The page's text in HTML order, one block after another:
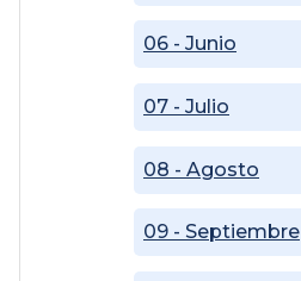
06 - Junio
07 - Julio
08 - Agosto
09 - Septiembre